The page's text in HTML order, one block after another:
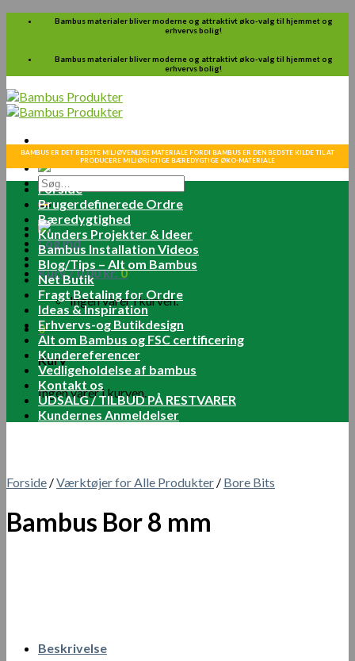
Skip
Bambus materialer bliver moderne og attraktivt øko-valg til hjemmet og
erhvervs bolig!
Bambus materialer bliver moderne og attraktivt øko-valg til hjemmet og
erhvervs bolig!
Søg
efter:
Log ind
Kurv /0.00kr.0
Ingen varer i kurven.
0
Kurv
Ingen varer i kurven.
BAMBUS ER DET BEDSTE MILJØVENLIGE MATERIALE FORDI BAMBUS ER DEN BEDSTE KILDE TIL AT
PRODUCERE MILJØRIGTIGE BÆREDYGTIGE ØKO-MATERIALE
Forside
Brugerdefinerede Ordre
Bæredygtighed
Kunders Projekter & Ideer
Bambus Installation Videos
Blog/Tips – Alt om Bambus
Net Butik
Fragt Betaling for Ordre
Ideas & Inspiration
Erhvervs-og Butikdesign
Alt om Bambus og FSC certificering
Kundereferencer
Vedligeholdelse af bambus
Kontakt os
UDSALG / TILBUD PÅ RESTVARER
Kundernes Anmeldelser
Forside /Værktøjer for Alle Produkter / Bore Bits
Bambus Bor 8 mm
Beskrivelse